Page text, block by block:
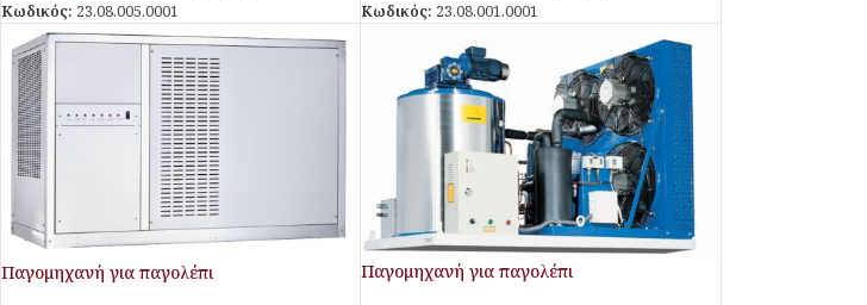
Κωδικός: 23.08.005.0001 Κωδικός: 23.08.001.0001
Παγομηχανή για παγολέπι Παγομηχανή για παγολέπι